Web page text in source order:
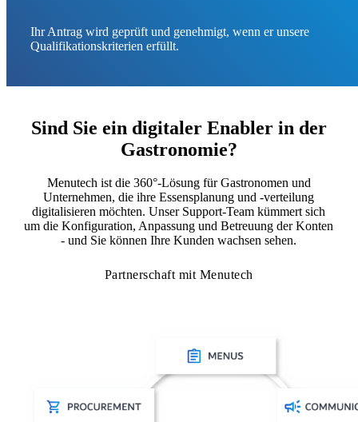
Ihr Antrag wird geprüft und genehmigt, wenn er unsere
Qualifikationskriterien erfüllt.
Sind Sie ein digitaler Enabler in der
Gastronomie?
Menutech ist die 360°-Lösung für Gastronomen und
Unternehmen, die ihre Essensplanung und -verteilung
digitalisieren möchten. Unser Support-Team kümmert sich
um die Konfiguration, Anpassung und Betreuung der Konten
- und Sie können Ihre Kunden wachsen sehen.
Partnerschaft mit Menutech